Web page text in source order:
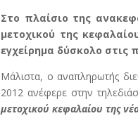
Στο πλαίσιο της
μετοχικού της
εγχείρημα δύσκολο στις
Μάλιστα, ο αναπληρωτής
2012 ανέφερε στην
μετοχικού κεφαλαίου της